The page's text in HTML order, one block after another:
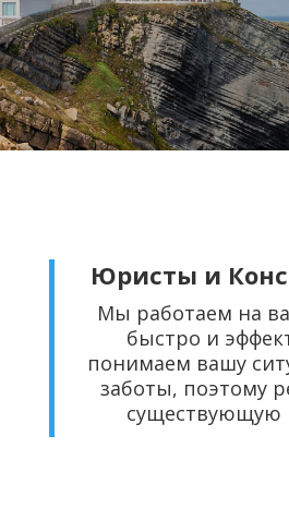
Юристы и
Мы работаем на
быстро и
понимаем вашу
заботы, поэтому
существующую